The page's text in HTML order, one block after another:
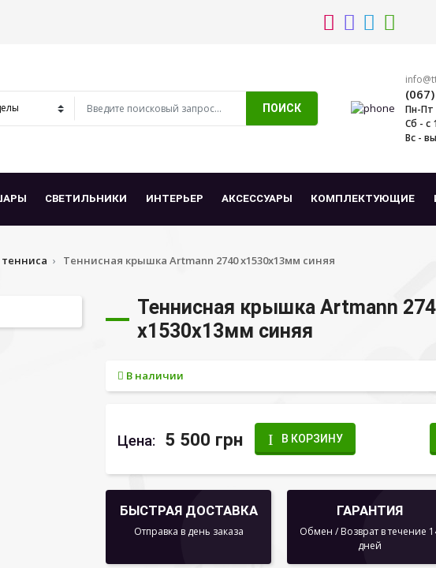
ПОИСК
Пн-Пт
Сб - с
Вс -
СВЕТИЛЬНИКИ ИНТЕРЬЕР АКСЕССУАРЫ КОМПЛЕКТУЮЩИЕ
Теннисная крышка Artmann 2740 х1530х13мм синяя
Теннисная крышка Artmann
х1530х13мм синяя
В наличии
Цена: 5 500 грн В КОРЗИНУ
БЫСТРАЯ ДОСТАВКА
Отправка в день заказа
ГАРАНТИЯ
Обмен / Возврат в течение
дней